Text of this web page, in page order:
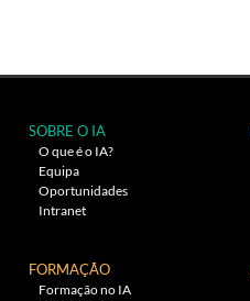
SOBRE O IA
O que é o IA?
Equipa
Oportunidades
Intranet
FORMAÇÃO
Formação no IA